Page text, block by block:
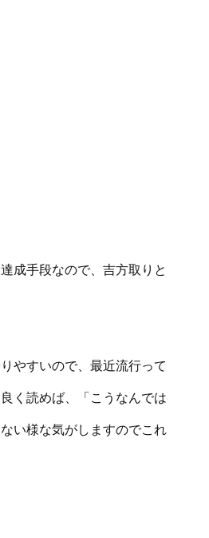
成手段なので、吉方取りと
やすいので、最近流行って
く読めば、「こうなんでは
い様な気がしますのでこれ